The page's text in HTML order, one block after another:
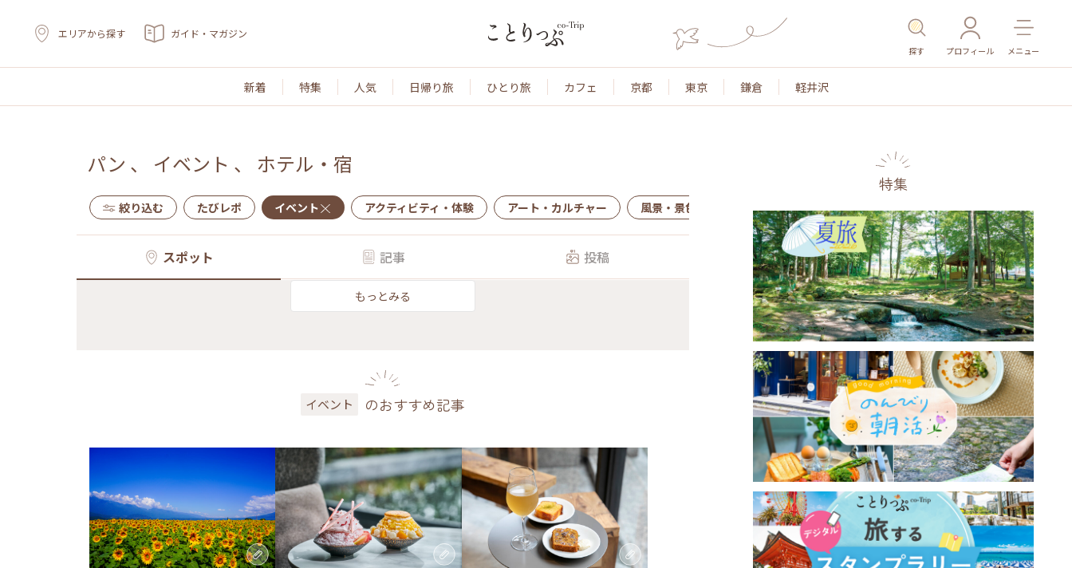
エリアから探す ガイド・マガジン
探す プロフィール メニュー
新着 特集 人気 日帰り旅 ひとり旅 カフェ 京都 東京 鎌倉 軽井沢
パン 、 イベント 、 ホテル・宿
絞り込む たびレポ イベント アクティビティ・体験 アート・カルチャー 風景・景色 名所・旧跡 温泉・スパ その他施設 ごはん
スポット 記事 投稿
もっとみる
イベント のおすすめ記事
特集